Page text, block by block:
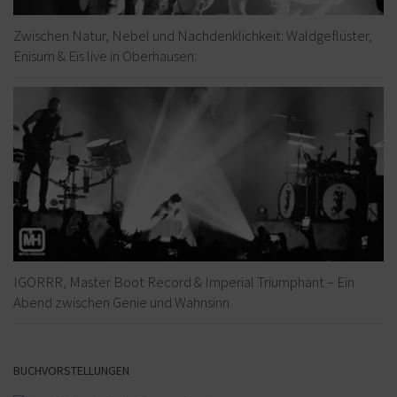
Zwischen Natur, Nebel und Nachdenklichkeit: Waldgeflüster,
Enisum & Eïs live in Oberhausen:
IGORRR, Master Boot Record & Imperial Triumphant – Ein
Abend zwischen Genie und Wahnsinn
BUCHVORSTELLUNGEN